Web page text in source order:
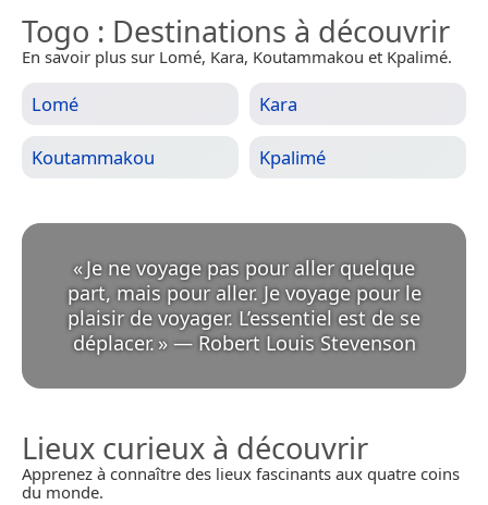
Togo : Destinations à découvrir
En savoir plus sur Lomé, Kara, Koutammakou et Kpalimé.
Lomé Kara
Koutammakou Kpalimé
«Je ne voyage pas pour aller quelque
part, mais pour aller. Je voyage pour le
plaisir de voyager. L’essentiel est de se
déplacer. » — Robert Louis Stevenson
Lieux curieux à découvrir
Apprenez à connaître des lieux fascinants aux quatre coins
du monde.